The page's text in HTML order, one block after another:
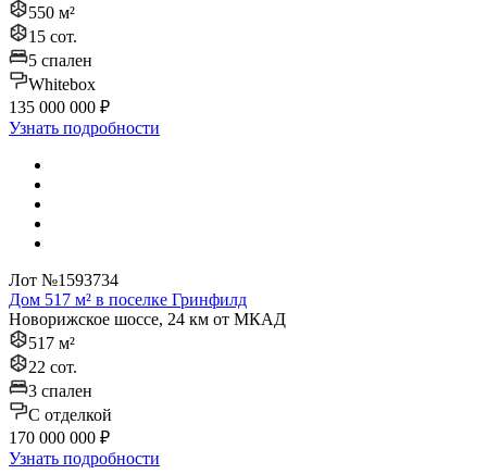
550 м²
15 сот.
5 спален
Whitebox
135 000 000 ₽
Узнать подробности
Лот №1593734
Дом 517 м² в поселке Гринфилд
Новорижское шоссе, 24 км от МКАД
517 м²
22 сот.
3 спален
C отделкой
170 000 000 ₽
Узнать подробности